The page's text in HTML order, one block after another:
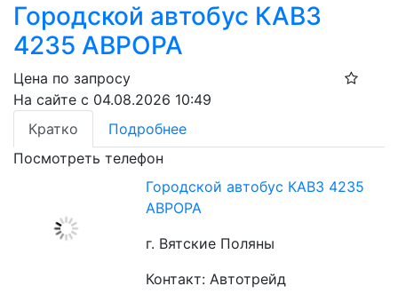
Городской автобус КАВЗ
4235 АВРОРА
Цена по запросу
На сайте с 04.08.2026 10:49
Кратко
Подробнее
Посмотреть телефон
Городской автобус КАВЗ 4235
АВРОРА
г. Вятские Поляны
Контакт: Автотрейд